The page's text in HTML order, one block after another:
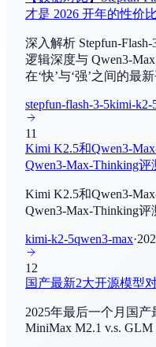
Qwen3.7-Max-
By阿里巴巴
Qwen3.7 Max
By阿里巴巴
Gemini Omni
ByGoogle Deep Mind
Grok Image
ByxAI
Composer 2.5
多模态理解
SimpleVQA
多模态理解
CodeForces
编程与软件工程
Simple Bench
常识推理
IMO 2025
数学推理
才是 2026 开年的性价
深入解析 Stepfun-
逻辑深度与 Qwen3-
在‘快’与‘强’之间的最新
stepfun-flash-3-5kimi-k2-
11
Kimi K2.5和Qwen3-
Qwen3-Max-Thinking评
Kimi K2.5和Qwen3-
Qwen3-Max-Thinking评
kimi-k2-5qwen3-max·
12
国产最新2大开源模型
2025年最后一个月国
MiniMax M2.1 v.s. GLM